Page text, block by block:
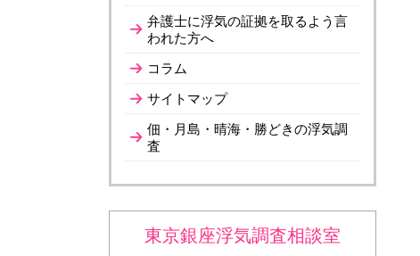
弁護士に浮気の証拠を取るよう言
われた方へ
コラム
サイトマップ
佃・月島・晴海・勝どきの浮気調
査
東京銀座浮気調査相談室